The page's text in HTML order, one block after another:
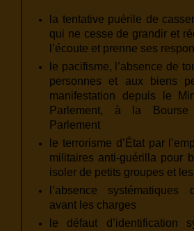
la tentative puérile de
qui ne cesse de grandir et
l’écoute et prenne ses
le pacifisme, l’absence de
personnes et aux biens
manifestation depuis le
Parlement, à la
Parlement
le terrorisme d’État par
militaires anti-guérilla pour
isoler de petits groupes et
l’absence systématiques
avant les charges
le défaut d’identification